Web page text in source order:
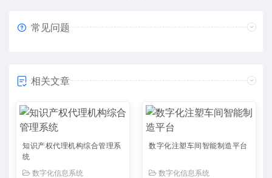
常见问题
相关文章
知识产权代理机构综合管理系
统
数字化信息系统
数字化注塑车间智能制造平台
数字化信息系统